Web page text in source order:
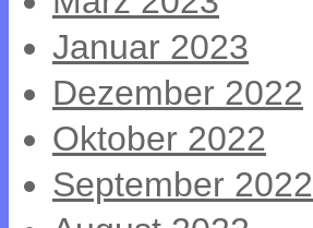
Januar 2023
Dezember 2022
Oktober 2022
September 2022